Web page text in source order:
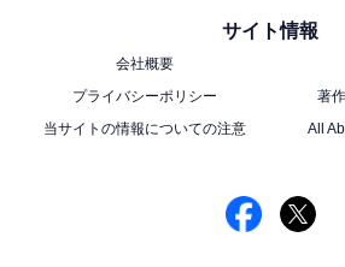
サイト情報
会社概要
プライバシーポリシー
著
当サイトの情報についての注意
All